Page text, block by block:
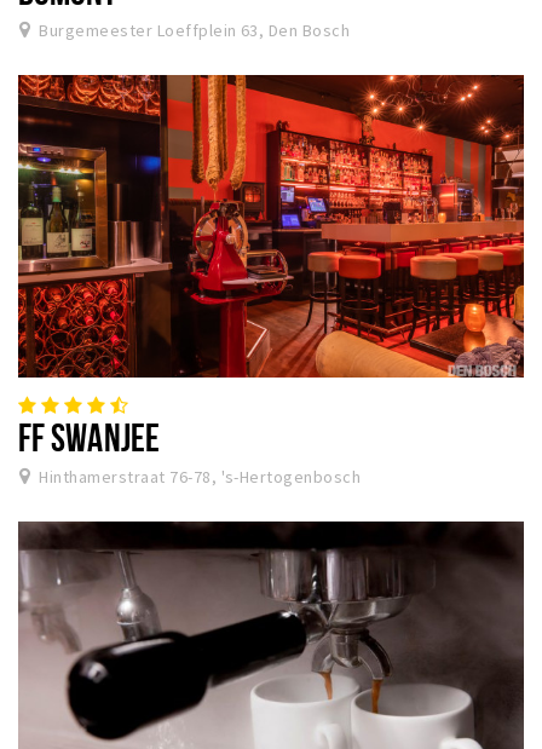
Burgemeester Loeffplein 63, Den Bosch
FF SWANJEE
Hinthamerstraat 76-78, 's-Hertogenbosch